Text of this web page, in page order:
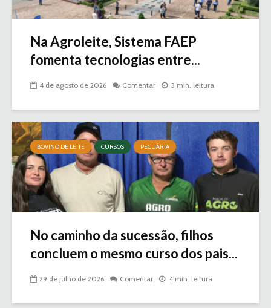
Na Agroleite, Sistema FAEP
fomenta tecnologias entre...
4 de agosto de 2026 Comentar 3 min. leitura
BOVINO DE LEITE CURSOS PECUÁRIA
No caminho da sucessão, filhos
concluem o mesmo curso dos pais...
29 de julho de 2026 Comentar 4 min. leitura